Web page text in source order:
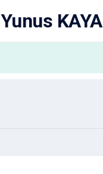
Yunus KAYA